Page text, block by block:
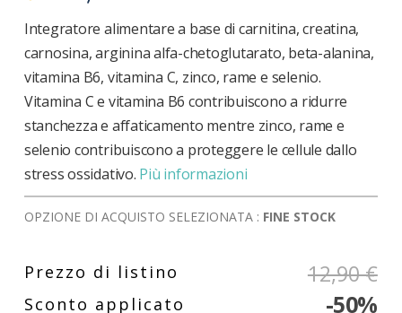
Integratore alimentare a base di carnitina, creatina,
carnosina, arginina alfa-chetoglutarato, beta-alanina,
vitamina B6, vitamina C, zinco, rame e selenio.
Vitamina C e vitamina B6 contribuiscono a ridurre
stanchezza e affaticamento mentre zinco, rame e
selenio contribuiscono a proteggere le cellule dallo
stress ossidativo. Più informazioni
OPZIONE DI ACQUISTO SELEZIONATA : FINE STOCK
12,90 €
-50%